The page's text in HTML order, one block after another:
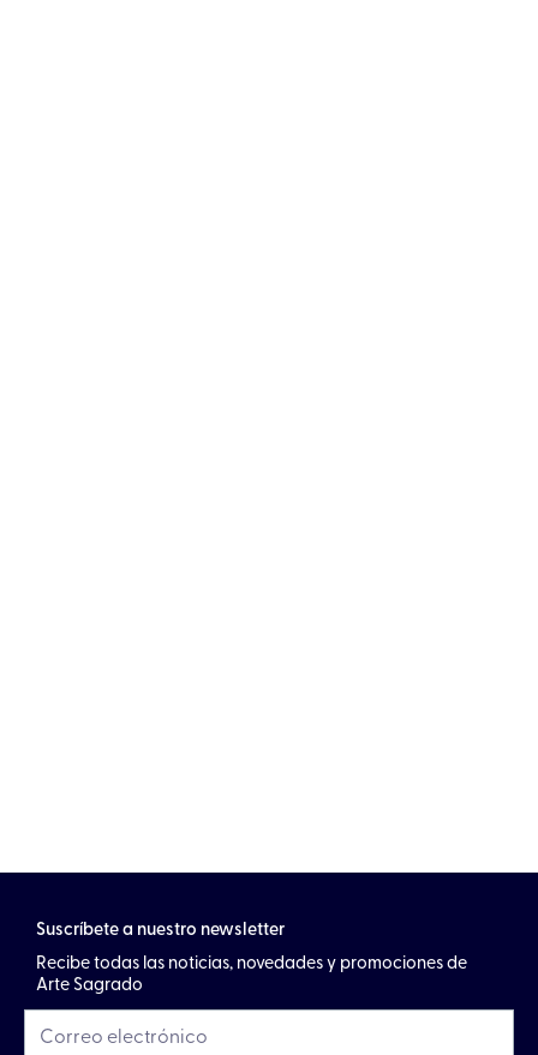
Suscríbete a nuestro newsletter
Recibe todas las noticias, novedades y promociones de
Arte Sagrado